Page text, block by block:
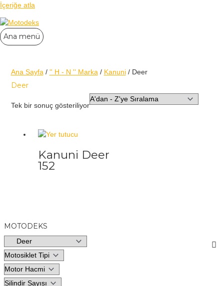
İçeriğe atla
Ana menü
MOTODEKS
Ana Sayfa / '' H - N '' Marka / Kanuni/ Deer
Deer
Tek bir sonuç gösteriliyor
Kanuni Deer
152